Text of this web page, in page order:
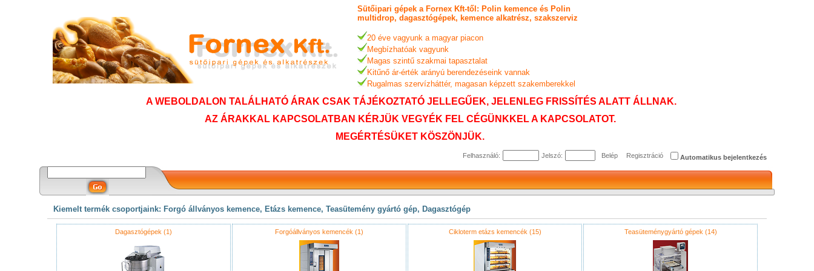
Sütőipari gépek a Fornex Kft-től: Polin kemence és Polin
multidrop, dagasztógépek, kemence alkatrész, szakszerviz
20 éve vagyunk a magyar piacon
Megbízhatóak vagyunk
Magas szintű szakmai tapasztalat
Kitűnő ár-érték arányú berendezéseink vannak
Rugalmas szervízháttér, magasan képzett szakemberekkel
A WEBOLDALON TALÁLHATÓ ÁRAK CSAK TÁJÉKOZTATÓ JELLEGŰEK, JELENLEG FRISSÍTÉS ALATT ÁLLNAK.
AZ ÁRAKKAL KAPCSOLATBAN KÉRJÜK VEGYÉK FEL CÉGÜNKKEL A KAPCSOLATOT.
MEGÉRTÉSÜKET KÖSZÖNJÜK.
Felhasználó: Jelszó: Regisztráció Automatikus bejelentkezés
Kiemelt termék csoportjaink: Forgó állványos kemence, Etázs kemence, Teasütemény gyártó gép, Dagasztógép
Dagasztógépek (1) Forgóállványos kemencék (1) Cikloterm etázs kemencék (15) Teasüteménygyártó gépek (14)